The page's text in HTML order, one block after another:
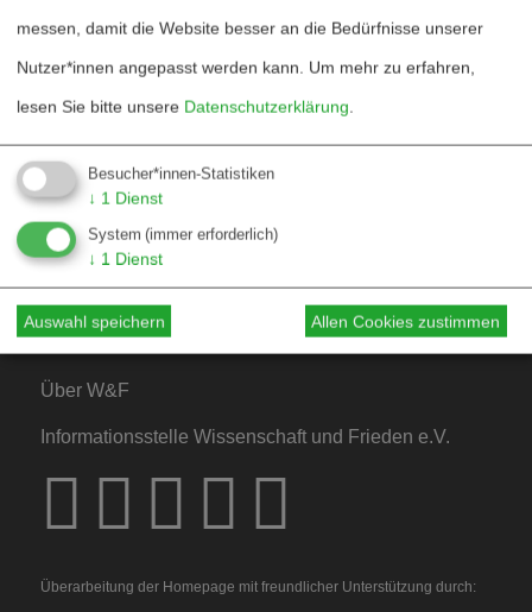
Fördern
Jubiläum 40 Jahre
Kontakt
Mediadaten
Hinweise für Autor*innen
Hinweise für Dossiers
Über W&F
Informationsstelle Wissenschaft und Frieden e.V.
Überarbeitung der Homepage mit freundlicher Unterstützung durch:
messen, damit die Website besser an die Bedürfnisse unserer
Nutzer*innen angepasst werden kann. Um mehr zu erfahren,
lesen Sie bitte unsere Datenschutzerklärung.
Besucher*innen-Statistiken
↓ 1 Dienst
System (immer erforderlich)
↓ 1 Dienst
Auswahl speichern Allen Cookies zustimmen